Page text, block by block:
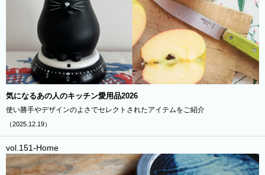
気になるあの人のキッチン愛用品2026
使い勝手やデザインのよさでセレクトされたアイテムをご紹介
（2025.12.19）
vol.151-Home